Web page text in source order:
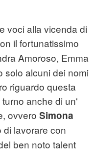
voci alla vicenda di
il fortunatissimo
Amoroso, Emma
solo alcuni dei nomi
riguardo questa
anche di un'
ovvero Simona
di lavorare con
ben noto talent